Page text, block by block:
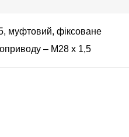
муфтовий, фіксоване
– М28 х 1,5